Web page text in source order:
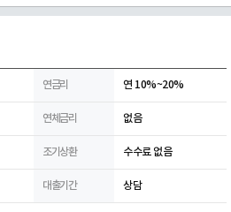
연금리 연 10%~20%
연체금리 없음
조기상환 수수료 없음
대출기간 상담